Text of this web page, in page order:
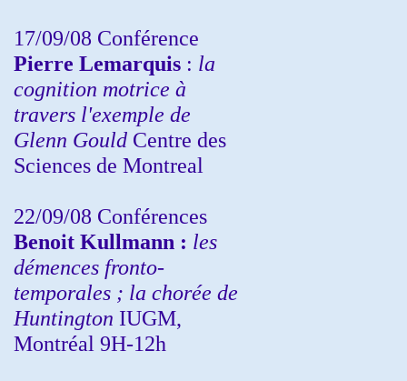
17/09/08 Conférence
Pierre Lemarquis : la
cognition motrice à
travers l'exemple de
Glenn Gould Centre des
Sciences de Montreal
22/09/08 Conférences
Benoit Kullmann : les
démences fronto-
temporales ; la chorée de
Huntington IUGM,
Montréal 9H-12h